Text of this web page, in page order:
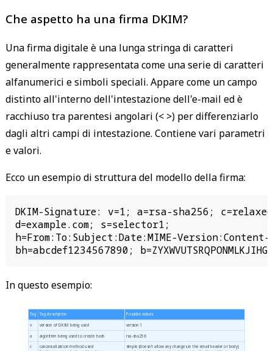
Che aspetto ha una firma DKIM?
Una firma digitale è una lunga stringa di caratteri
generalmente rappresentata come una serie di caratteri
alfanumerici e simboli speciali. Appare come un campo
distinto all'interno dell'intestazione dell'e-mail ed è
racchiuso tra parentesi angolari (< >) per differenziarlo
dagli altri campi di intestazione. Contiene vari parametri
e valori.
Ecco un esempio di struttura del modello della firma:
DKIM-Signature: v=1; a=rsa-sha256;
d=example.com; s=selector1;
h=From:To:Subject:Date:MIME-Version:Content-
bh=abcdef1234567890;
In questo esempio:
Tag Tag description Possible values
v version of DKIM being used version 1
a algorithm being used to create hash rsa-sha256
c
canonicalization method used
simple (doesn't allow any changes in the email header or body)